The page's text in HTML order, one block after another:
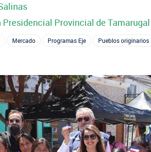
Provincial de Tamarugal
Mercado Programas Eje Pueblos originarios